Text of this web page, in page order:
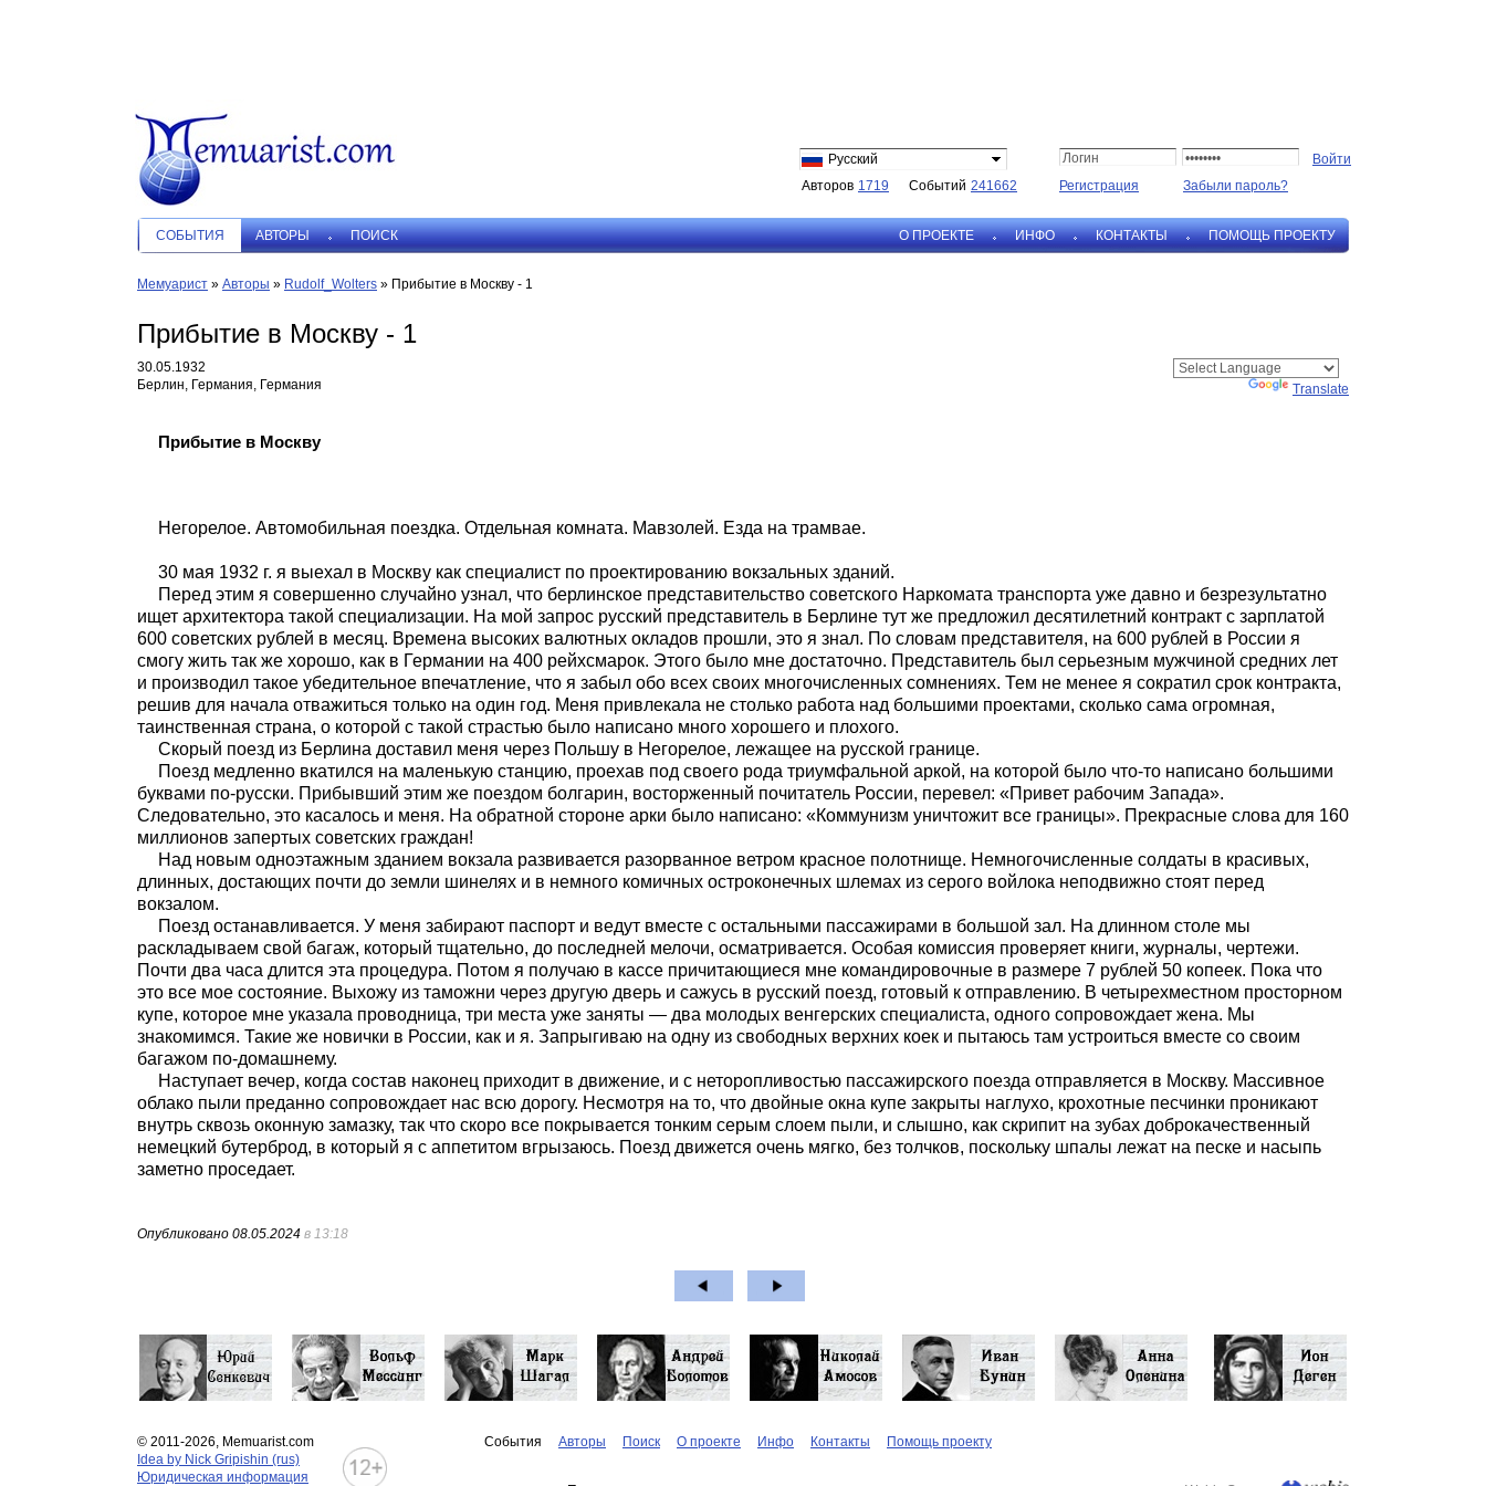
Русский
Авторов 1719 Событий 241662 Регистрация Забыли пароль?
СОБЫТИЯ АВТОРЫ ПОИСК О ПРОЕКТЕ ИНФО КОНТАКТЫ ПОМОЩЬ ПРОЕКТУ
Мемуарист » Авторы » Rudolf_Wolters » Прибытие в Москву - 1
Прибытие в Москву - 1
30.05.1932
Берлин, Германия, Германия
Translate
Прибытие в Москву
Негорелое. Автомобильная поездка. Отдельная комната. Мавзолей. Езда на трамвае.
30 мая 1932 г. я выехал в Москву как специалист по проектированию вокзальных зданий.
Перед этим я совершенно случайно узнал, что берлинское представительство советского Наркомата транспорта уже давно и безрезультатно
ищет архитектора такой специализации. На мой запрос русский представитель в Берлине тут же предложил десятилетний контракт с зарплатой
600 советских рублей в месяц. Времена высоких валютных окладов прошли, это я знал. По словам представителя, на 600 рублей в России я
смогу жить так же хорошо, как в Германии на 400 рейхсмарок. Этого было мне достаточно. Представитель был серьезным мужчиной средних лет
и производил такое убедительное впечатление, что я забыл обо всех своих многочисленных сомнениях. Тем не менее я сократил срок контракта,
решив для начала отважиться только на один год. Меня привлекала не столько работа над большими проектами, сколько сама огромная,
таинственная страна, о которой с такой страстью было написано много хорошего и плохого.
Скорый поезд из Берлина доставил меня через Польшу в Негорелое, лежащее на русской границе.
Поезд медленно вкатился на маленькую станцию, проехав под своего рода триумфальной аркой, на которой было что-то написано большими
буквами по-русски. Прибывший этим же поездом болгарин, восторженный почитатель России, перевел: «Привет рабочим Запада».
Следовательно, это касалось и меня. На обратной стороне арки было написано: «Коммунизм уничтожит все границы». Прекрасные слова для 160
миллионов запертых советских граждан!
Над новым одноэтажным зданием вокзала развивается разорванное ветром красное полотнище. Немногочисленные солдаты в красивых,
длинных, достающих почти до земли шинелях и в немного комичных остроконечных шлемах из серого войлока неподвижно стоят перед
вокзалом.
Поезд останавливается. У меня забирают паспорт и ведут вместе с остальными пассажирами в большой зал. На длинном столе мы
раскладываем свой багаж, который тщательно, до последней мелочи, осматривается. Особая комиссия проверяет книги, журналы, чертежи.
Почти два часа длится эта процедура. Потом я получаю в кассе причитающиеся мне командировочные в размере 7 рублей 50 копеек. Пока что
это все мое состояние. Выхожу из таможни через другую дверь и сажусь в русский поезд, готовый к отправлению. В четырехместном просторном
купе, которое мне указала проводница, три места уже заняты — два молодых венгерских специалиста, одного сопровождает жена. Мы
знакомимся. Такие же новички в России, как и я. Запрыгиваю на одну из свободных верхних коек и пытаюсь там устроиться вместе со своим
багажом по-домашнему.
Наступает вечер, когда состав наконец приходит в движение, и с неторопливостью пассажирского поезда отправляется в Москву. Массивное
облако пыли преданно сопровождает нас всю дорогу. Несмотря на то, что двойные окна купе закрыты наглухо, крохотные песчинки проникают
внутрь сквозь оконную замазку, так что скоро все покрывается тонким серым слоем пыли, и слышно, как скрипит на зубах доброкачественный
немецкий бутерброд, в который я с аппетитом вгрызаюсь. Поезд движется очень мягко, без толчков, поскольку шпалы лежат на песке и насыпь
заметно проседает.
Опубликовано 08.05.2024 в 13:18
© 2011-2026, Memuarist.com
Idea by Nick Gripishin (rus)
Юридическая информация
События Авторы Поиск О проекте Инфо Контакты Помощь проекту